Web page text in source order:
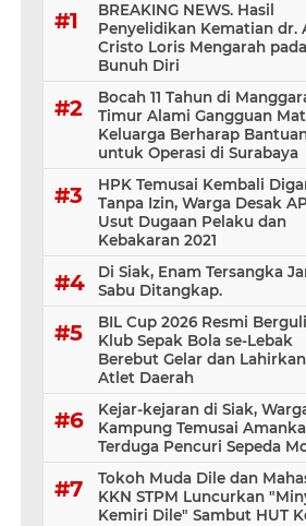
BREAKING NEWS. Hasil
Penyelidikan Kematian dr.
Cristo Loris Mengarah pada
Bunuh Diri
Bocah 11 Tahun di
Timur Alami Gangguan
Keluarga Berharap
untuk Operasi di Surabaya
HPK Temusai Kembali
Tanpa Izin, Warga Desak
Usut Dugaan Pelaku dan
Kebakaran 2021
Di Siak, Enam Tersangka
Sabu Ditangkap.
BIL Cup 2026 Resmi
Klub Sepak Bola se-Lebak
Berebut Gelar dan
Atlet Daerah
Kejar-kejaran di Siak,
Kampung Temusai
Terduga Pencuri Sepeda
Tokoh Muda Dile dan
KKN STPM Luncurkan
Kemiri Dile" Sambut HUT